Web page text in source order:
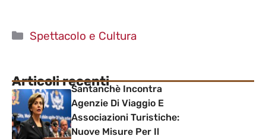
Categorie
Spettacolo e Cultura
Articoli recentiSantanchè Incontra
Agenzie Di Viaggio E
Associazioni Turistiche:
Nuove Misure Per Il